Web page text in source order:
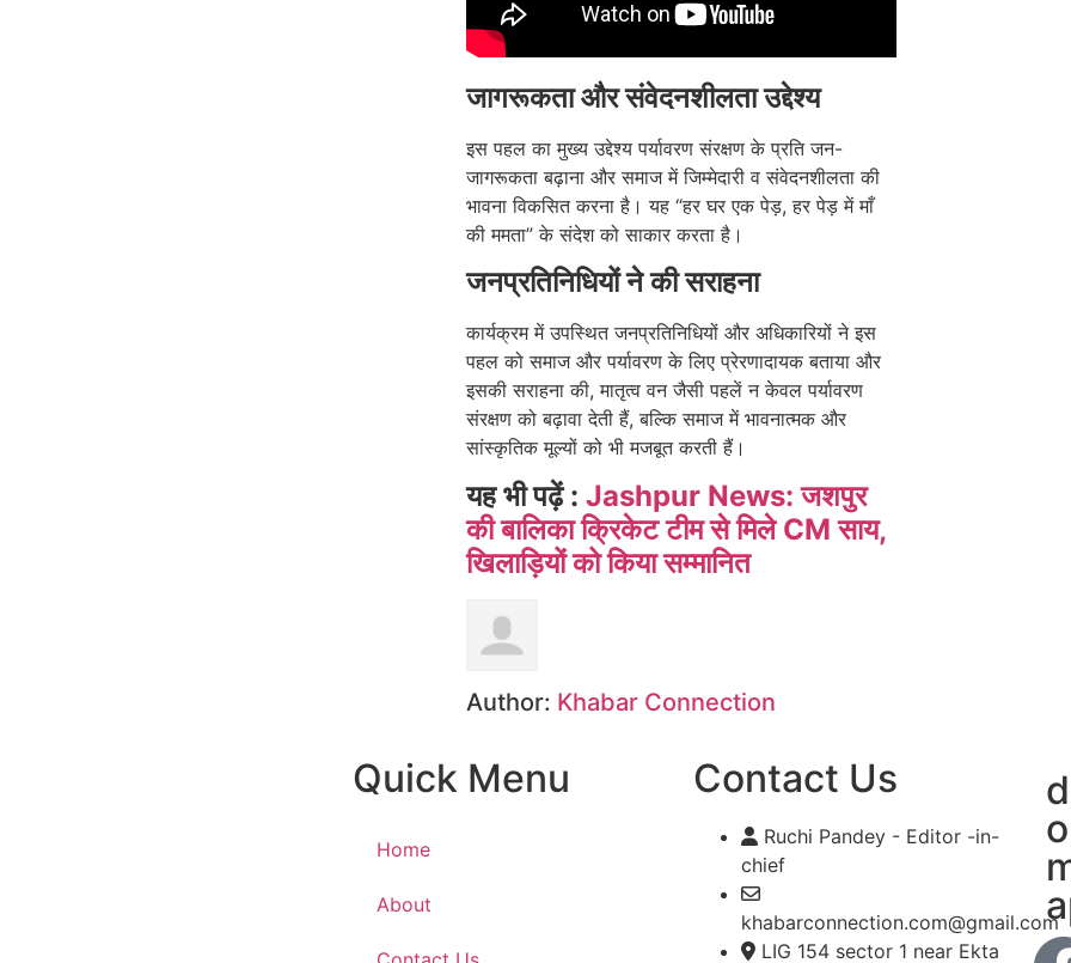
जागरूकता और संवेदनशीलता उद्देश्य
इस पहल का मुख्य उद्देश्य पर्यावरण संरक्षण के प्रति जन-
जागरूकता बढ़ाना और समाज में जिम्मेदारी व संवेदनशीलता की
भावना विकसित करना है। यह “हर घर एक पेड़, हर पेड़ में माँ
की ममता” के संदेश को साकार करता है।
जनप्रतिनिधियों ने की सराहना
कार्यक्रम में उपस्थित जनप्रतिनिधियों और अधिकारियों ने इस
पहल को समाज और पर्यावरण के लिए प्रेरणादायक बताया और
इसकी सराहना की, मातृत्व वन जैसी पहलें न केवल पर्यावरण
संरक्षण को बढ़ावा देती हैं, बल्कि समाज में भावनात्मक और
सांस्कृतिक मूल्यों को भी मजबूत करती हैं।
यह भी पढ़ें : Jashpur News: जशपुर
की बालिका क्रिकेट टीम से मिले CM साय,
खिलाड़ियों को किया सम्मानित
Author: Khabar Connection
Quick Menu
Home
About
Contact Us
Ruchi Pandey - Editor -in-
chief
khabarconnection.com@gmail.com
LIG 154 sector 1 near Ekta